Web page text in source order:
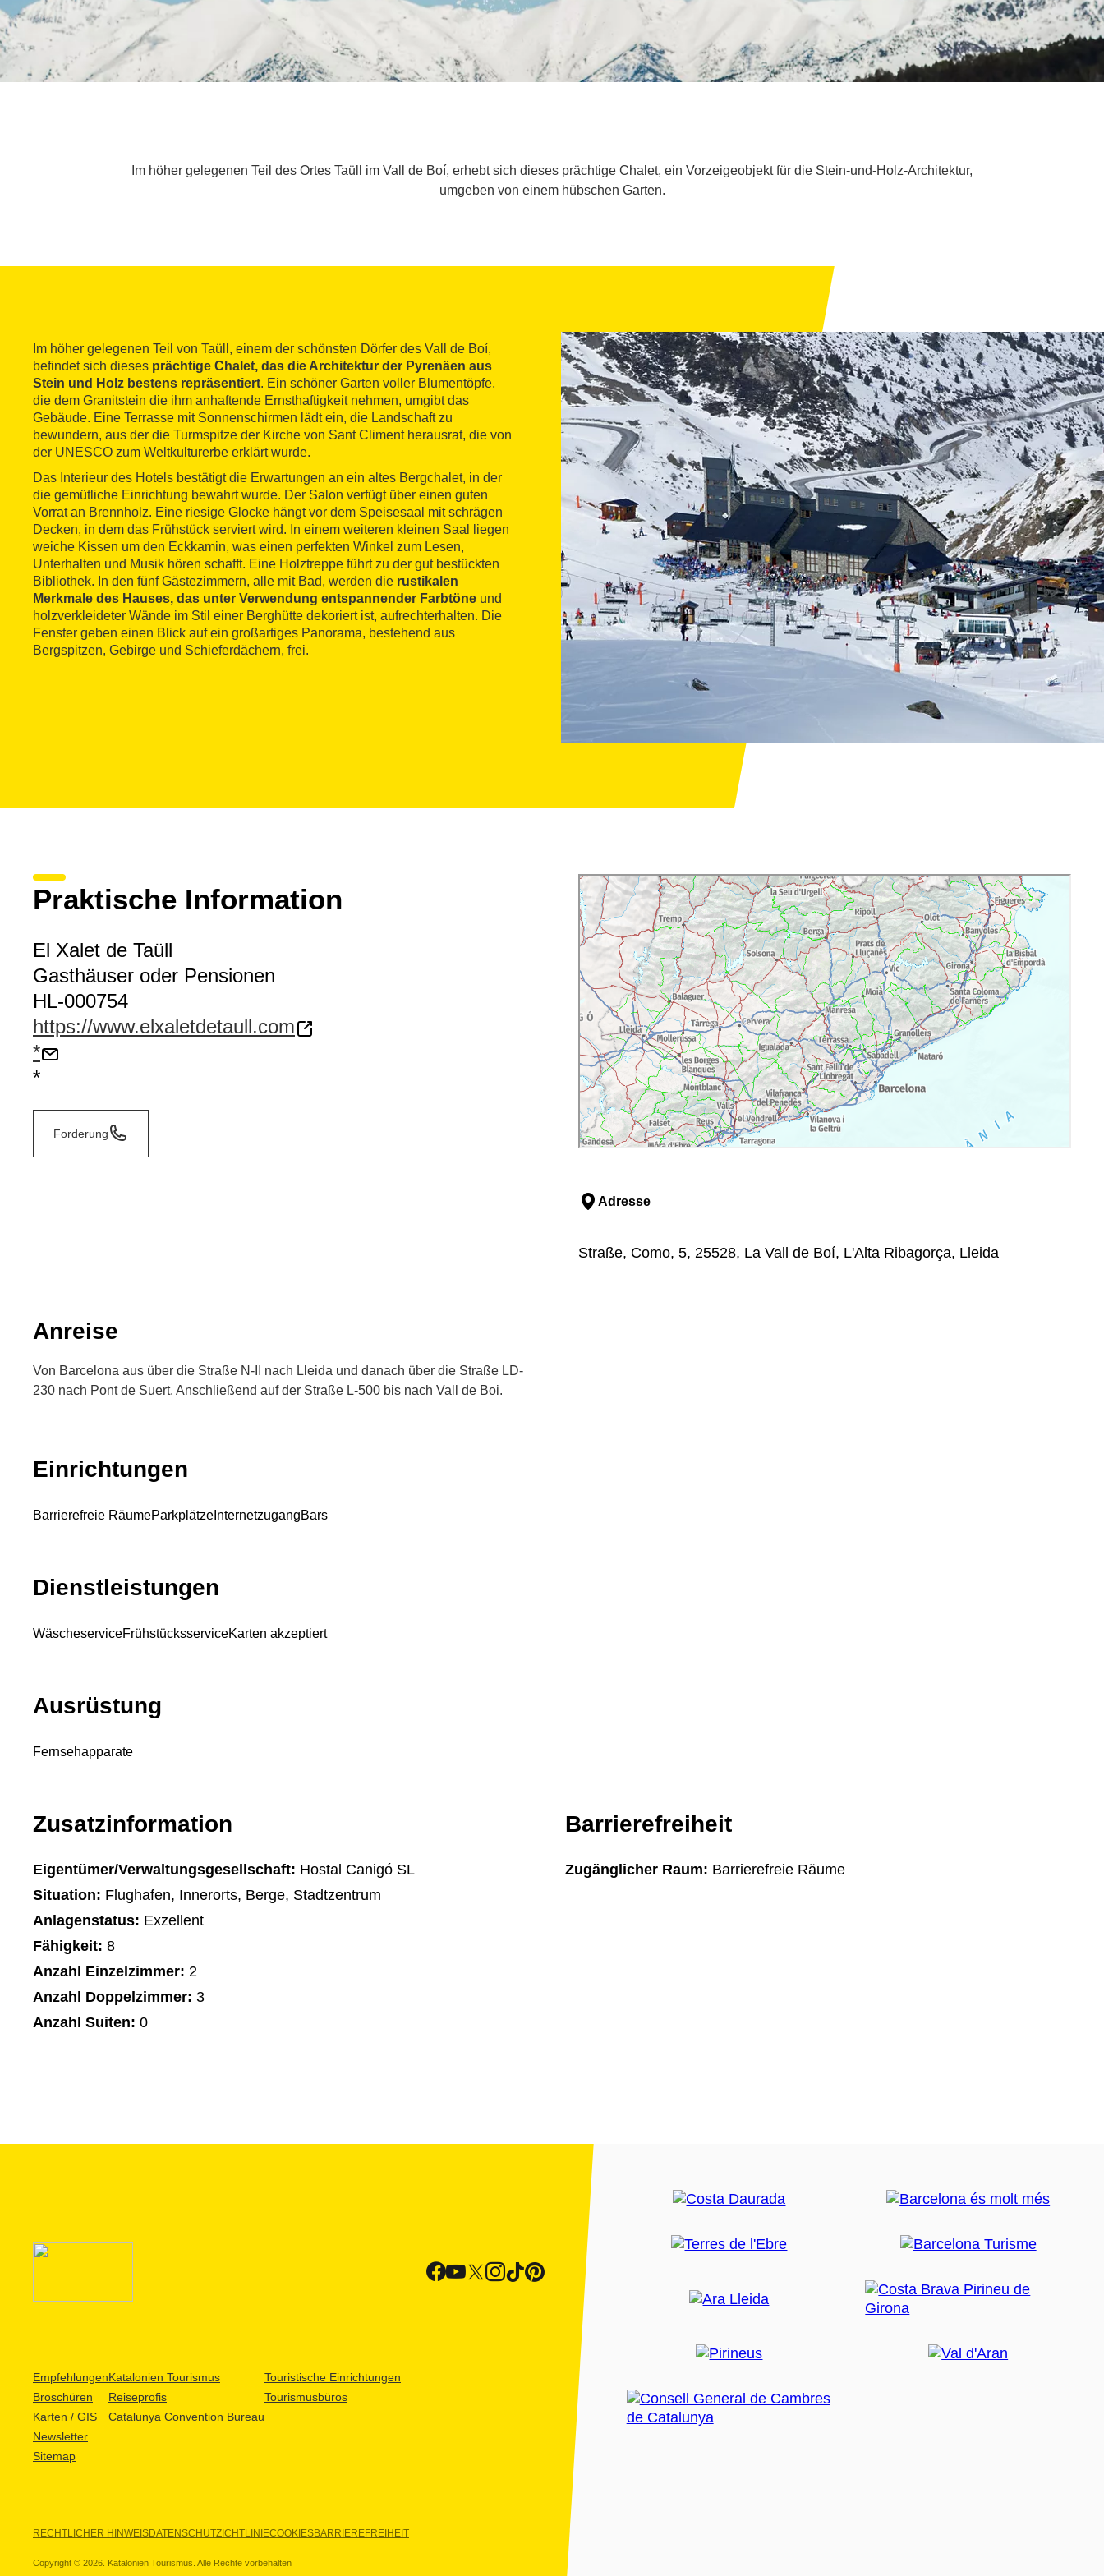
Im höher gelegenen Teil des Ortes Taüll im Vall de Boí, erhebt sich dieses prächtige Chalet, ein Vorzeigeobjekt für die Stein-und-Holz-Architektur,
umgeben von einem hübschen Garten.
Im höher gelegenen Teil von Taüll, einem der schönsten Dörfer des Vall de Boí,
befindet sich dieses prächtige Chalet, das die Architektur der Pyrenäen aus
Stein und Holz bestens repräsentiert. Ein schöner Garten voller Blumentöpfe,
die dem Granitstein die ihm anhaftende Ernsthaftigkeit nehmen, umgibt das
Gebäude. Eine Terrasse mit Sonnenschirmen lädt ein, die Landschaft zu
bewundern, aus der die Turmspitze der Kirche von Sant Climent herausrat, die von
der UNESCO zum Weltkulturerbe erklärt wurde.
Das Interieur des Hotels bestätigt die Erwartungen an ein altes Bergchalet, in der
die gemütliche Einrichtung bewahrt wurde. Der Salon verfügt über einen guten
Vorrat an Brennholz. Eine riesige Glocke hängt vor dem Speisesaal mit schrägen
Decken, in dem das Frühstück serviert wird. In einem weiteren kleinen Saal liegen
weiche Kissen um den Eckkamin, was einen perfekten Winkel zum Lesen,
Unterhalten und Musik hören schafft. Eine Holztreppe führt zu der gut bestückten
Bibliothek. In den fünf Gästezimmern, alle mit Bad, werden die rustikalen
Merkmale des Hauses, das unter Verwendung entspannender Farbtöne und
holzverkleideter Wände im Stil einer Berghütte dekoriert ist, aufrechterhalten. Die
Fenster geben einen Blick auf ein großartiges Panorama, bestehend aus
Bergspitzen, Gebirge und Schieferdächern, frei.
Praktische Information
El Xalet de Taüll
Gasthäuser oder Pensionen
HL-000754
https://www.elxaletdetaull.com
*
*
Forderung
Adresse
Straße, Como, 5, 25528, La Vall de Boí, L'Alta Ribagorça, Lleida
Anreise
Von Barcelona aus über die Straße N-II nach Lleida und danach über die Straße LD-
230 nach Pont de Suert. Anschließend auf der Straße L-500 bis nach Vall de Boi.
Einrichtungen
Barrierefreie RäumeParkplätze InternetzugangBars
Dienstleistungen
WäscheserviceFrühstücksserviceKarten akzeptiert
Ausrüstung
Fernsehapparate
Zusatzinformation
Eigentümer/Verwaltungsgesellschaft: Hostal Canigó SL
Situation: Flughafen, Innerorts, Berge, Stadtzentrum
Anlagenstatus: Exzellent
Fähigkeit: 8
Anzahl Einzelzimmer: 2
Anzahl Doppelzimmer: 3
Anzahl Suiten: 0
Barrierefreiheit
Zugänglicher Raum: Barrierefreie Räume
Empfehlungen
Broschüren
Karten / GIS
Newsletter
Sitemap
Katalonien Tourismus
Reiseprofis
Catalunya Convention Bureau
Touristische Einrichtungen
Tourismusbüros
RECHTLICHER HINWEISDATENSCHUTZICHTLINIECOOKIESBARRIEREFREIHEIT
Copyright © 2026. Katalonien Tourismus. Alle Rechte vorbehalten